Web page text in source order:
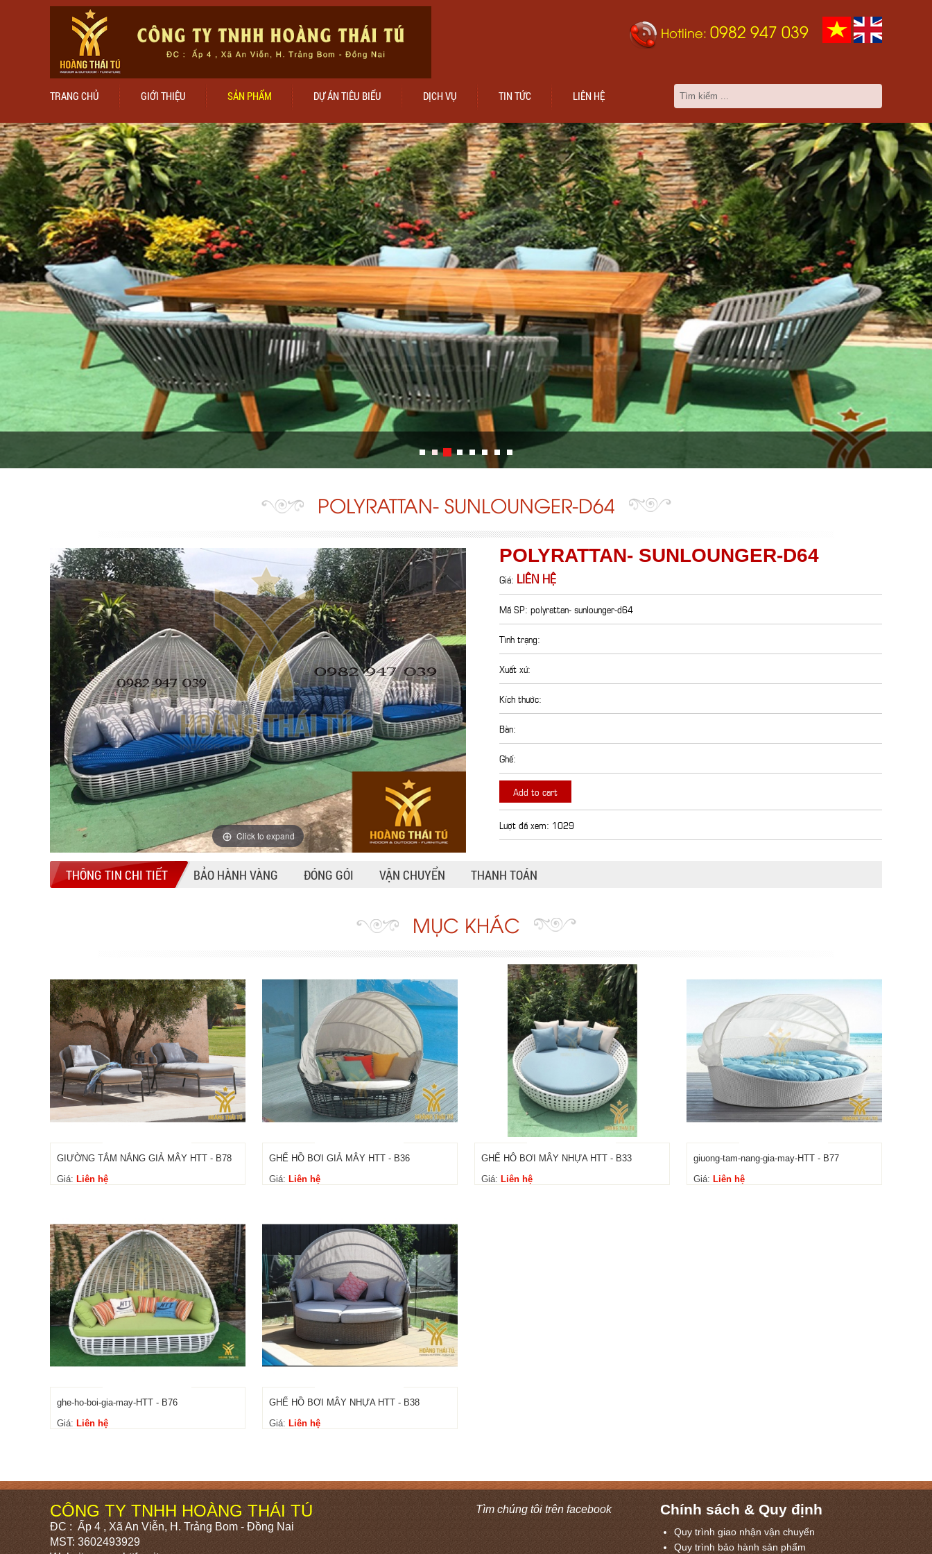
Hotline: 0982 947 039
TRANG CHỦ GIỚI THIỆU SẢN PHẨM DỰ ÁN TIÊU BIỂU DỊCH VỤ TIN TỨC LIÊN HỆ
POLYRATTAN- SUNLOUNGER-D64
Click to expand
POLYRATTAN- SUNLOUNGER-D64
Giá: LIÊN HỆ
Mã SP: polyrattan- sunlounger-d64
Tình trạng:
Xuất xứ:
Kích thước:
Bàn:
Ghế:
Add to cart
Lượt đã xem: 1029
THÔNG TIN CHI TIẾT BẢO HÀNH VÀNG ĐÓNG GÓI VẬN CHUYỂN THANH TOÁN
MỤC KHÁC
GIƯỜNG TẮM NẮNG GIẢ MÂY HTT - B78
Giá: Liên hệ
GHẾ HỒ BƠI GIẢ MÂY HTT - B36
Giá: Liên hệ
GHẾ HÔ BƠI MÂY NHỰA HTT - B33
Giá: Liên hệ
giuong-tam-nang-gia-may-HTT - B77
Giá: Liên hệ
ghe-ho-boi-gia-may-HTT - B76
Giá: Liên hệ
GHẾ HỒ BƠI MÂY NHỰA HTT - B38
Giá: Liên hệ
CÔNG TY TNHH HOÀNG THÁI TÚ
ĐC : Ấp 4 , Xã An Viễn, H. Trảng Bom - Đồng Nai
MST: 3602493929
Tìm chúng tôi trên facebook Chính sách & Quy định
Quy trình giao nhận vận chuyển
Quy trình bảo hành sản phẩm